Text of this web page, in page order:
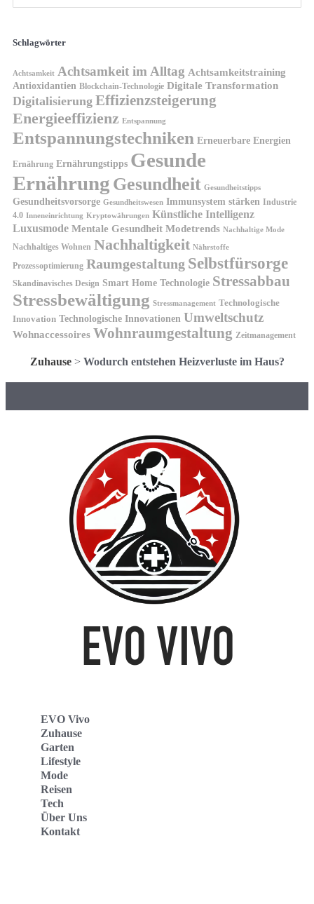
Schlagwörter
Achtsamkeit Achtsamkeit im Alltag Achtsamkeitstraining
Antioxidantien Blockchain-Technologie Digitale Transformation
Digitalisierung Effizienzsteigerung
Energieeffizienz Entspannung
Entspannungstechniken Erneuerbare Energien
Ernährung Ernährungstipps Gesunde
Ernährung Gesundheit Gesundheitstipps
Gesundheitsvorsorge Gesundheitswesen Immunsystem stärken Industrie
4.0 Inneneinrichtung Kryptowährungen Künstliche Intelligenz
Luxusmode Mentale Gesundheit Modetrends Nachhaltige Mode
Nachhaltiges Wohnen Nachhaltigkeit Nährstoffe
Prozessoptimierung Raumgestaltung Selbstfürsorge
Skandinavisches Design Smart Home Technologie Stressabbau
Stressbewältigung Stressmanagement Technologische
Innovation Technologische Innovationen Umweltschutz
Wohnaccessoires Wohnraumgestaltung Zeitmanagement
Zuhause> Wodurch entstehen Heizverluste im Haus?
EVO Vivo
Zuhause
Garten
Lifestyle
Mode
Reisen
Tech
Über Uns
Kontakt